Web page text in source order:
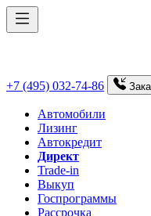
+7 (495) 032-74-86
Автомобили
Лизинг
Автокредит
Директ
Trade-in
Выкуп
Госпрограммы
Рассрочка